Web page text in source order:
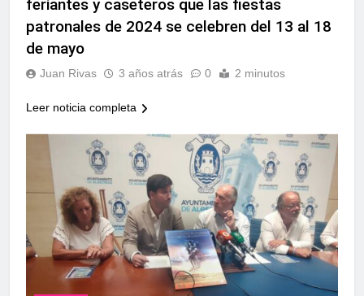
feriantes y caseteros que las fiestas
patronales de 2024 se celebren del 13 al 18
de mayo
Juan Rivas 3 años atrás 0 2 minutos
Leer noticia completa